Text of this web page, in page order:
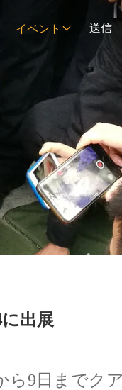
イベント 送信
出展
ら9日までク